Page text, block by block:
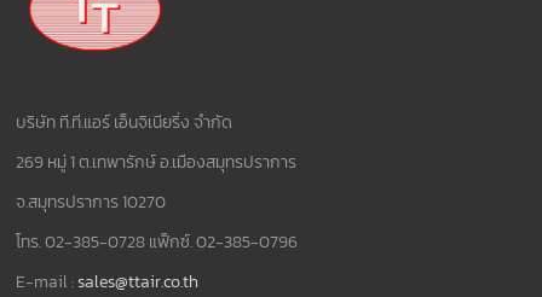
บริษัท ที.ที.แอร์ เอ็นจิเนียริ่ง จำกัด
269 หมู่ 1 ต.เทพารักษ์ อ.เมืองสมุทรปราการ
จ.สมุทรปราการ 10270
โทร. 02-385-0728 แฟ็กซ์. 02-385-0796
E-mail :sales@ttair.co.th